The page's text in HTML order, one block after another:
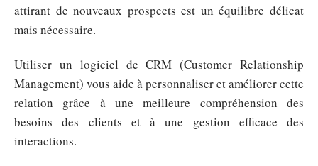
attirant de nouveaux prospects est un équilibre délicat
mais nécessaire.
Utiliser un logiciel de CRM (Customer Relationship
Management) vous aide à personnaliser et améliorer cette
relation grâce à une meilleure compréhension des
besoins des clients et à une gestion efficace des
interactions.